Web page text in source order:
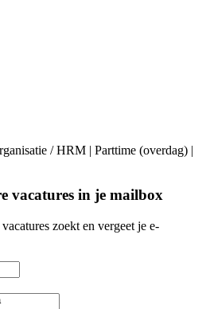
/ HRM | Parttime (overdag) |
vacatures in je mailbox
zoekt en vergeet je e-